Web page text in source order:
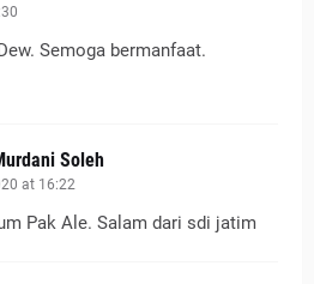
Semoga bermanfaat.
Soleh
at 16:22
Pak Ale. Salam dari sdi jatim